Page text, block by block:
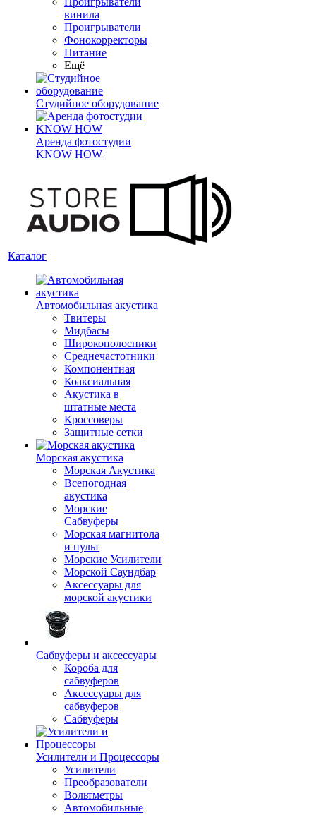
винила
Проигрыватели
Фонокорректоры
Питание
Ещё
Студийное оборудование
Аренда фотостудии
KNOW HOW
Каталог
Автомобильная акустика
Твитеры
Мидбасы
Широкополосники
Среднечастотники
Компонентная
Коаксиальная
Акустика в
штатные места
Кроссоверы
Защитные сетки
Морская акустика
Морская Акустика
Всепогодная
акустика
Морские
Сабвуферы
Морская магнитола
и пульт
Морские Усилители
Морской Cаундбар
Аксессуары для
морской акустики
Сабвуферы и аксессуары
Короба для
сабвуферов
Аксессуары для
сабвуферов
Сабвуферы
Усилители и Процессоры
Усилители
Преобразователи
Вольтметры
Автомобильные